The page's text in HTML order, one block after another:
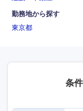
勤務地から探す
東京都
条